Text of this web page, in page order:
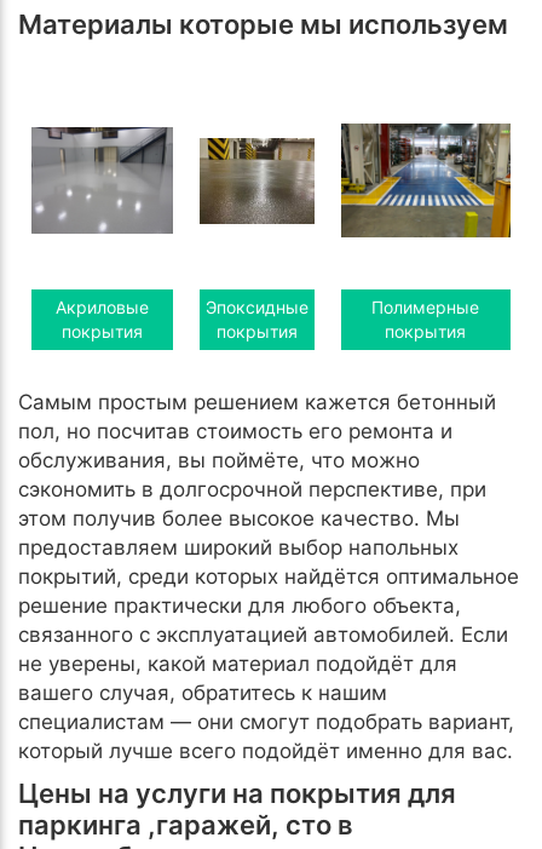
Материалы которые мы используем
Акриловые
покрытия
Эпоксидные
покрытия
Полимерные
покрытия
Самым простым решением кажется бетонный
пол, но посчитав стоимость его ремонта и
обслуживания, вы поймёте, что можно
сэкономить в долгосрочной перспективе, при
этом получив более высокое качество. Мы
предоставляем широкий выбор напольных
покрытий, среди которых найдётся оптимальное
решение практически для любого объекта,
связанного с эксплуатацией автомобилей. Если
не уверены, какой материал подойдёт для
вашего случая, обратитесь к нашим
специалистам — они смогут подобрать вариант,
который лучше всего подойдёт именно для вас.
Цены на услуги на покрытия для
паркинга ,гаражей, сто в